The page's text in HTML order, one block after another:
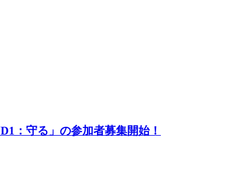
：守る」の参加者募集開始！